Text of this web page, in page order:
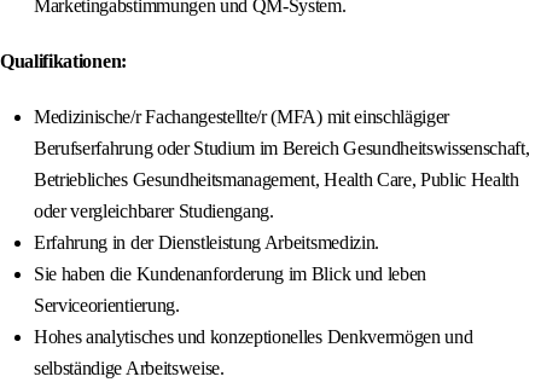
Marketingabstimmungen und QM-System.
Qualifikationen:
Medizinische/r Fachangestellte/r (MFA) mit einschlägiger
Berufserfahrung oder Studium im Bereich Gesundheitswissenschaft,
Betriebliches Gesundheitsmanagement, Health Care, Public Health
oder vergleichbarer Studiengang.
Erfahrung in der Dienstleistung Arbeitsmedizin.
Sie haben die Kundenanforderung im Blick und leben
Serviceorientierung.
Hohes analytisches und konzeptionelles Denkvermögen und
selbständige Arbeitsweise.